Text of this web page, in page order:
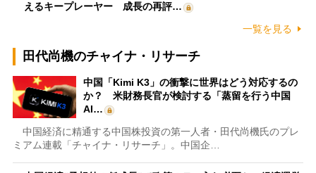
えるキープレーヤー 成長の再評…
一覧を見る
田代尚機のチャイナ・リサーチ
中国「Kimi K3」の衝撃に世界はどう対応するの
か？ 米財務長官が検討する「蒸留を行う中国
AI…
中国経済に精通する中国株投資の第一人者・田代尚機氏のプレ
ミアム連載「チャイナ・リサーチ」。中国企…